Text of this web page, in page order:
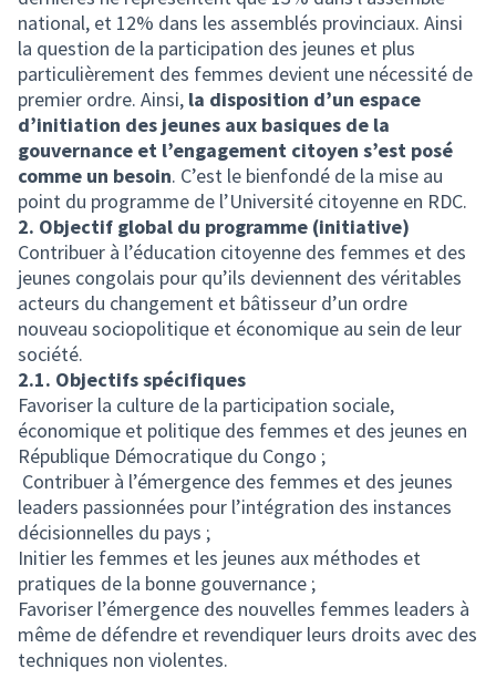
national, et 12% dans les assemblés provinciaux. Ainsi
la question de la participation des jeunes et plus
particulièrement des femmes devient une nécessité de
premier ordre. Ainsi, la disposition d’un espace
d’initiation des jeunes aux basiques de la
gouvernance et l’engagement citoyen s’est posé
comme un besoin. C’est le bienfondé de la mise au
point du programme de l’Université citoyenne en RDC.
2. Objectif global du programme (initiative)
Contribuer à l’éducation citoyenne des femmes et des
jeunes congolais pour qu’ils deviennent des véritables
acteurs du changement et bâtisseur d’un ordre
nouveau sociopolitique et économique au sein de leur
société.
2.1. Objectifs spécifiques
Favoriser la culture de la participation sociale,
économique et politique des femmes et des jeunes en
République Démocratique du Congo ;
Contribuer à l’émergence des femmes et des jeunes
leaders passionnées pour l’intégration des instances
décisionnelles du pays ;
Initier les femmes et les jeunes aux méthodes et
pratiques de la bonne gouvernance ;
Favoriser l’émergence des nouvelles femmes leaders à
même de défendre et revendiquer leurs droits avec des
techniques non violentes.